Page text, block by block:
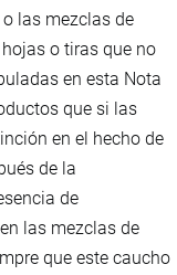
las mezclas de
o tiras que no
en esta Nota
que si las
en el hecho de
de la
de
las mezclas de
que este caucho